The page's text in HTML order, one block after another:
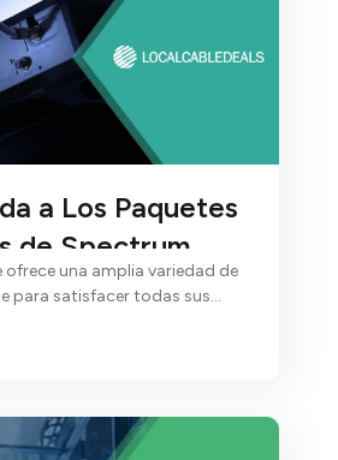
a Los Paquetes
de Spectrum
una amplia variedad de
para satisfacer todas sus